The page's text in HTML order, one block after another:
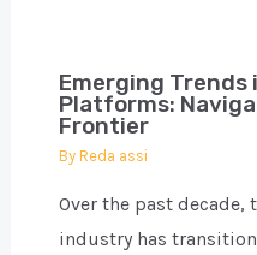
Emerging
Platforms:
Frontier
By Reda assi
Over the past decade,
industry has